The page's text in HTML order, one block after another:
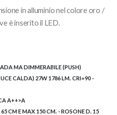
in alluminio nel colore oro /
è inserito il LED.
MA DIMMERABILE (PUSH)
CALDA) 27W 1786 LM. CRI=90 -
A++>A
CM E MAX 150 CM. - ROSONE D. 15